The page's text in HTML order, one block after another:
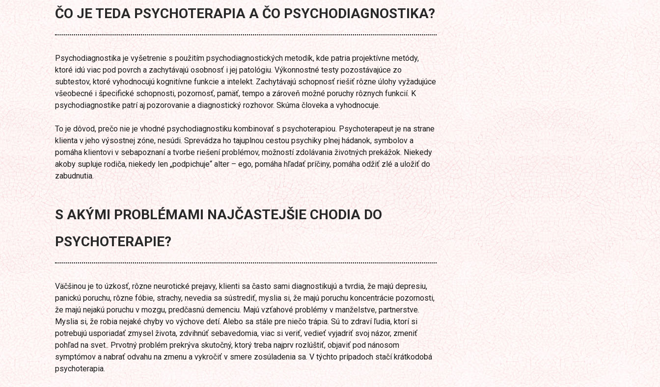
ČO JE TEDA PSYCHOTERAPIA A ČO PSYCHODIAGNOSTIKA?
Psychodiagnostika je vyšetrenie s použitím psychodiagnostických metodík, kde patria projektívne metódy,
ktoré idú viac pod povrch a zachytávajú osobnosť i jej patológiu. Výkonnostné testy pozostávajúce zo
subtestov, ktoré vyhodnocujú kognitívne funkcie a intelekt. Zachytávajú schopnosť riešiť rôzne úlohy vyžadujúce
všeobecné i špecifické schopnosti, pozornosť, pamäť, tempo a zároveň možné poruchy rôznych funkcií. K
psychodiagnostike patrí aj pozorovanie a diagnostický rozhovor. Skúma človeka a vyhodnocuje.
To je dôvod, prečo nie je vhodné psychodiagnostiku kombinovať s psychoterapiou. Psychoterapeut je na strane
klienta v jeho výsostnej zóne, nesúdi. Sprevádza ho tajuplnou cestou psychiky plnej hádanok, symbolov a
pomáha klientovi v sebapoznaní a tvorbe riešení problémov, možností zdolávania životných prekážok. Niekedy
akoby supluje rodiča, niekedy len „podpichuje“ alter – ego, pomáha hľadať príčiny, pomáha odžiť zlé a uložiť do
zabudnutia.
S AKÝMI PROBLÉMAMI NAJČASTEJŠIE CHODIA DO
PSYCHOTERAPIE?
Väčšinou je to úzkosť, rôzne neurotické prejavy, klienti sa často sami diagnostikujú a tvrdia, že majú depresiu,
panickú poruchu, rôzne fóbie, strachy, nevedia sa sústrediť, myslia si, že majú poruchu koncentrácie pozornosti,
že majú nejakú poruchu v mozgu, predčasnú demenciu. Majú vzťahové problémy v manželstve, partnerstve.
Myslia si, že robia nejaké chyby vo výchove detí. Alebo sa stále pre niečo trápia. Sú to zdraví ľudia, ktorí si
potrebujú usporiadať zmysel života, zdvihnúť sebavedomia, viac si veriť, vedieť vyjadriť svoj názor, zmeniť
pohľad na svet.. Prvotný problém prekrýva skutočný, ktorý treba najprv rozlúštiť, objaviť pod nánosom
symptómov a nabrať odvahu na zmenu a vykročiť v smere zosúladenia sa. V týchto prípadoch stačí krátkodobá
psychoterapia.